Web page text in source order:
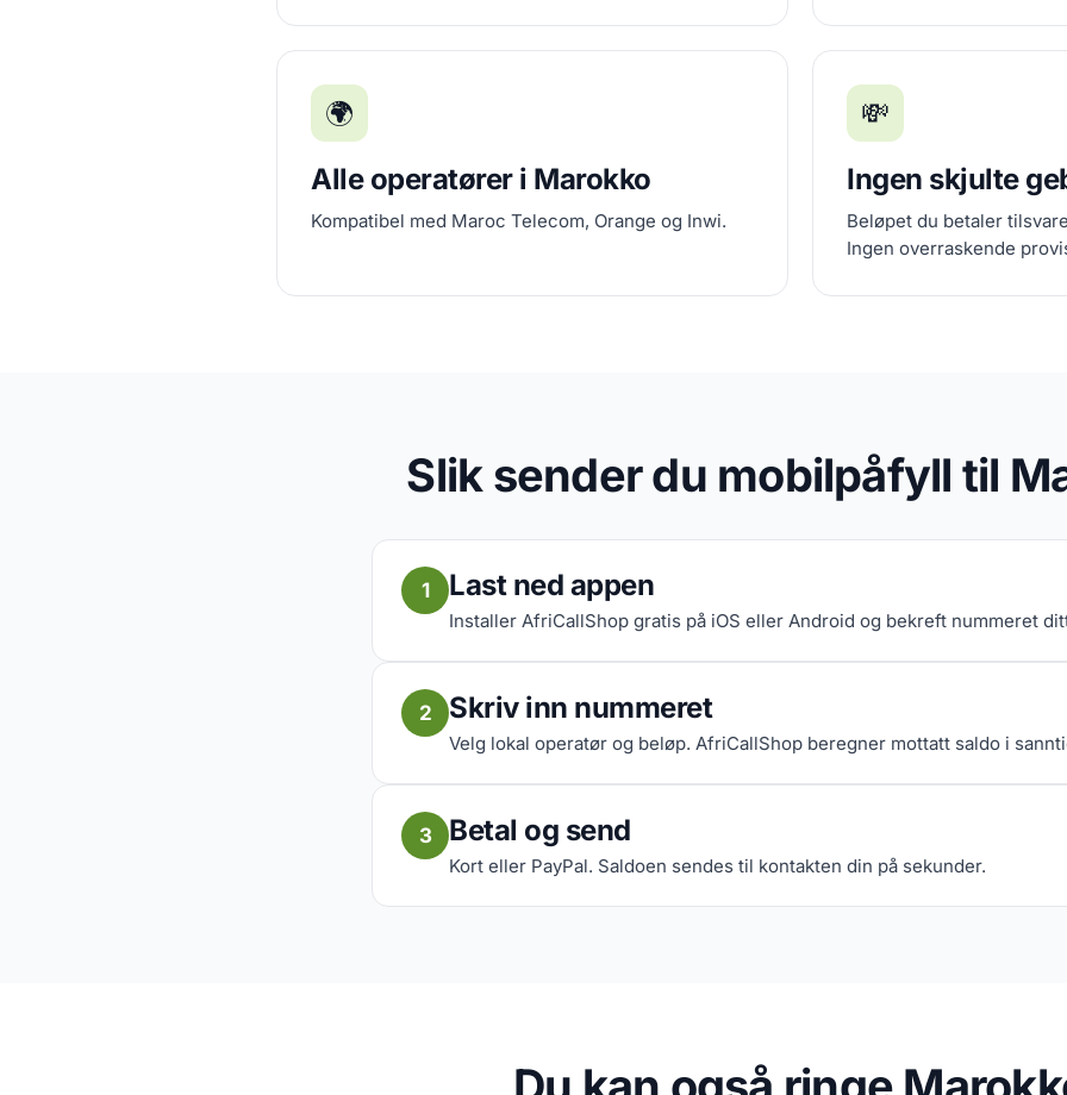
🌍
Alle operatører i Marokko
Kompatibel med Maroc Telecom, Orange og Inwi.
💸
Ingen skjulte
Beløpet du betaler
Ingen overraskende
Slik sender du mobilpåfyll til
1 Last ned appen
Installer AfriCallShop gratis på iOS eller Android og bekreft nummeret
2 Skriv inn nummeret
Velg lokal operatør og beløp. AfriCallShop beregner mottatt saldo i
3 Betal og send
Kort eller PayPal. Saldoen sendes til kontakten din på sekunder.